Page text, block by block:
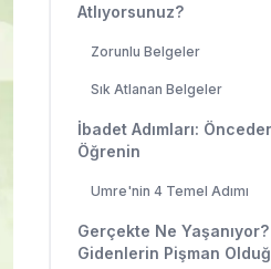
Atlıyorsunuz?
Zorunlu Belgeler
Sık Atlanan Belgeler
İbadet Adımları:
Öğrenin
Umre'nin 4 Temel Adımı
Gerçekte Ne
Gidenlerin Pişman